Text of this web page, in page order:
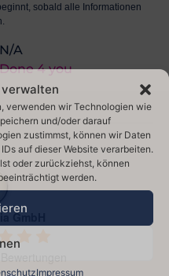
verwenden wir Technologien wie
und/oder darauf
zustimmst, können wir Daten
auf dieser Website verarbeiten.
oder zurückziehst, können
werden.
Impressum
sobald alle Informationen
N/A
4 you
GmbH